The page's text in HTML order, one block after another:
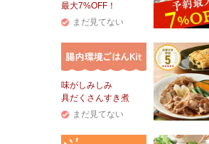
最大7%OFF！
まだ見てない
味がしみしみ
具だくさんすき煮
まだ見てない